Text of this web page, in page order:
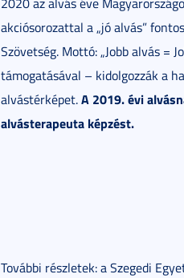
akciósorozattal a „jó alvás”
Szövetség. Mottó: „Jobb alvás =
támogatásával – kidolgozzák a
alvástérképet.A 2019. évi
alvásterapeuta képzést.
További részletek: a Szegedi